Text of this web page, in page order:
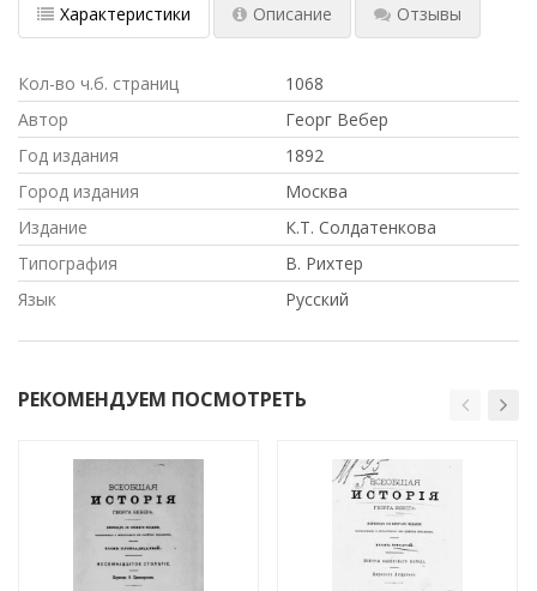
Характеристики Описание Отзывы
Кол-во ч.б. страниц
1068
Автор
Георг Вебер
Год издания
1892
Город издания
Москва
Издание
К.Т. Солдатенкова
Типография
В. Рихтер
Язык
Русский
РЕКОМЕНДУЕМ ПОСМОТРЕТЬ